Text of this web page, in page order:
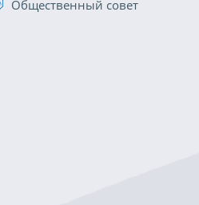
Общественный совет